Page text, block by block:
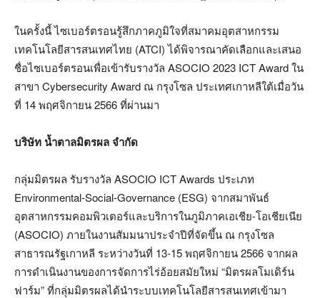
ในครั้งนี้ ไซเบอร์ตรอนรู้สึกภาคภูมิใจที่สมาคมอุตสาหกรรม
เทคโนโลยีสารสนเทศไทย (ATCI) ได้พิจารณาคัดเลือกและเสนอ
ชื่อไซเบอร์ตรอนเพื่อเข้ารับรางวัล ASOCIO 2023 ICT Award ใน
สาขา Cybersecurity Award ณ กรุงโซล ประเทศเกาหลีใต้เมื่อวัน
ที่ 14 พฤศจิกายน 2566 ที่ผ่านมา
บริษัท น้ำตาลมิตรผล จำกัด
กลุ่มมิตรผล รับรางวัล ASOCIO ICT Awards ประเภท
Environmental-Social-Governance (ESG) จากสมาพันธ์
อุตสาหกรรมคอมพิวเตอร์และบริการในภูมิภาคเอเชีย-โอเชียเนีย
(ASOCIO) ภายในงานสัมมนาประจำปีที่จัดขึ้น ณ กรุงโซล
สาธารณรัฐเกาหลี ระหว่างวันที่ 13-15 พฤศจิกายน 2566 จากผล
การดำเนินงานของการจัดการไร่อ้อยสมัยใหม่ “มิตรผลโมเดิร์น
ฟาร์ม” ที่กลุ่มมิตรผลได้นำระบบเทคโนโลยีสารสนเทศเข้ามา